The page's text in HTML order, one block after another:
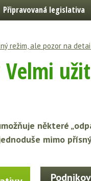
Připravovaná legislativa
režim, ale pozor na
některé
mimo